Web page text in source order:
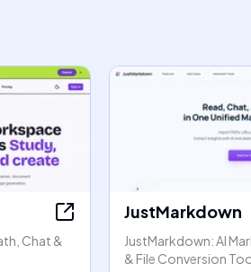
Chat &
JustMarkdown
JustMarkdown: AI
& File Conversion